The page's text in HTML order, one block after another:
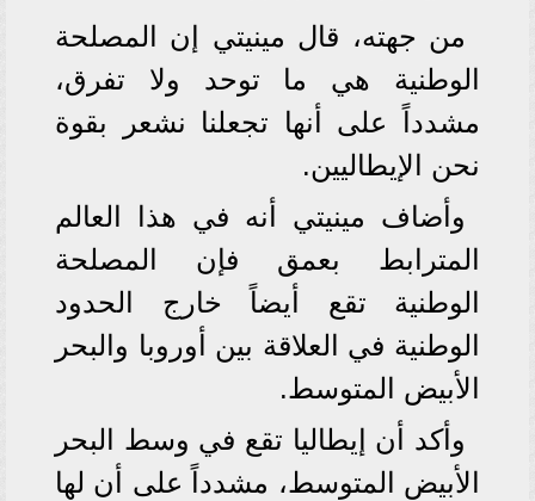
من جهته، قال مينيتي إن المصلحة
الوطنية هي ما توحد ولا تفرق،
مشدداً على أنها تجعلنا نشعر بقوة
نحن الإيطاليين.
وأضاف مينيتي أنه في هذا العالم
المترابط بعمق فإن المصلحة
الوطنية تقع أيضاً خارج الحدود
الوطنية في العلاقة بين أوروبا والبحر
الأبيض المتوسط.
وأكد أن إيطاليا تقع في وسط البحر
الأبيض المتوسط، مشدداً على أن لها